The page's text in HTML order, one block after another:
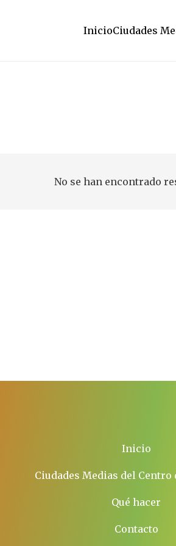
InicioCiudades
No se han encontrado
Inicio
Ciudades Medias del Centro
Qué hacer
Contacto